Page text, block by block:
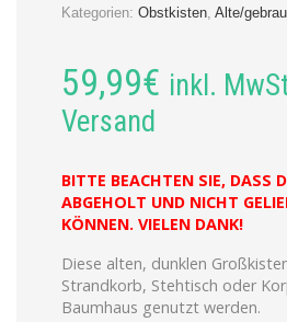
Kategorien: Obstkisten Alte/
59,99€ inkl.
Versand
BITTE BEACHTEN SIE, DASS
ABGEHOLT UND NICHT
KÖNNEN. VIELEN DANK!
Diese alten, dunklen
Strandkorb, Stehtisch oder
Baumhaus genutzt werden.